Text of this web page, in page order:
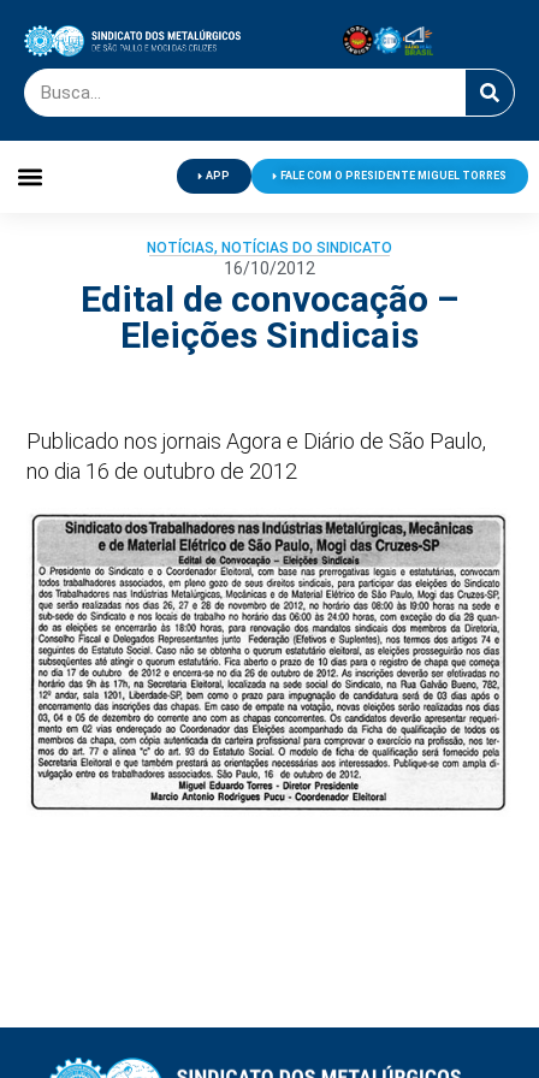
APP FALE COM O PRESIDENTE MIGUEL TORRES
NOTÍCIAS, NOTÍCIAS DO SINDICATO
16/10/2012
Edital de convocação –
Eleições Sindicais
Publicado nos jornais Agora e Diário de São Paulo,
no dia 16 de outubro de 2012